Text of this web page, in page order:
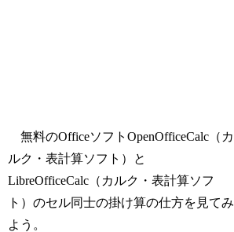
無料のOfficeソフトOpenOfficeCalc（カ
ルク・表計算ソフト）と
LibreOfficeCalc（カルク・表計算ソフ
ト）のセル同士の掛け算の仕方を見てみ
よう。